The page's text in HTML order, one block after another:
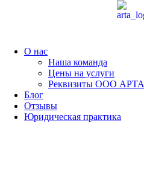
О нас
Наша команда
Цены на услуги
Реквизиты ООО АРТА
Блог
Отзывы
Юридическая практика